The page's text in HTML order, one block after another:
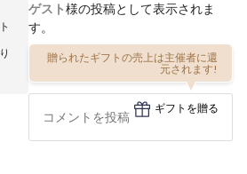
ゲスト様の投稿として表示されま
す。
贈られたギフトの売上は主催者に還
元されます!
ギフトを贈る